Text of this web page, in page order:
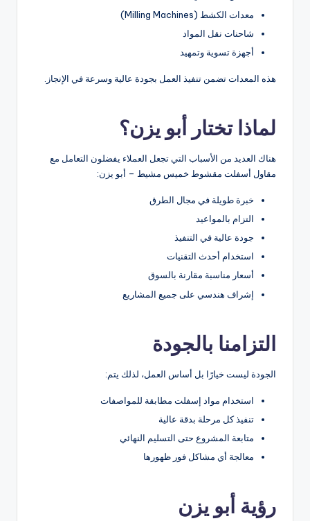
معدات الكشط (Milling Machines)
شاحنات نقل المواد
أجهزة تسوية وتمهيد
هذه المعدات تضمن تنفيذ العمل بجودة عالية وسرعة في الإنجاز.
لماذا تختار أبو يزن؟
هناك العديد من الأسباب التي تجعل العملاء يفضلون التعامل مع
مقاول أسفلت مقشوط خميس مشيط – أبو يزن:
خبرة طويلة في مجال الطرق
التزام بالمواعيد
جودة عالية في التنفيذ
استخدام أحدث التقنيات
أسعار مناسبة مقارنة بالسوق
إشراف هندسي على جميع المشاريع
التزامنا بالجودة
الجودة ليست خيارًا بل أساس العمل، لذلك يتم:
استخدام مواد إسفلت مطابقة للمواصفات
تنفيذ كل مرحلة بدقة عالية
متابعة المشروع حتى التسليم النهائي
معالجة أي مشاكل فور ظهورها
رؤية أبو يزن